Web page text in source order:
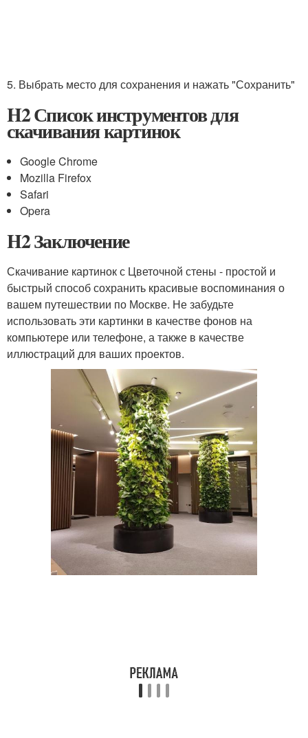
5. Выбрать место для сохранения и нажать "Сохранить"
H2 Список инструментов для
скачивания картинок
Google Chrome
Mozilla Firefox
Safari
Opera
H2 Заключение
Скачивание картинок с Цветочной стены - простой и
быстрый способ сохранить красивые воспоминания о
вашем путешествии по Москве. Не забудьте
использовать эти картинки в качестве фонов на
компьютере или телефоне, а также в качестве
иллюстраций для ваших проектов.